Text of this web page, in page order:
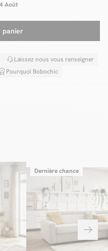
Août
panier
Laissez nous vous renseigner
Pourquoi Bobochic
Dernière chance